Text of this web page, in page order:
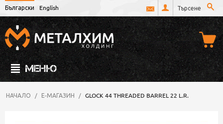
Български English
МЕНЮ
НАЧАЛО / Е-МАГАЗИН / GLOCK 44 THREADED BARREL 22 L.R.